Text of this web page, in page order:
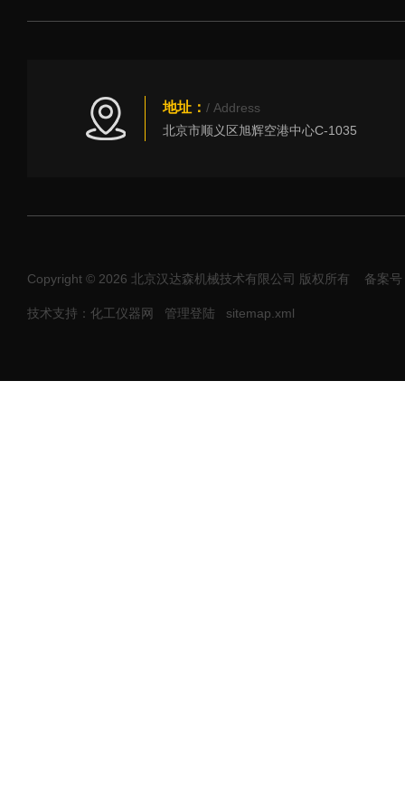
地址： / Address
北京市顺义区旭辉空港中心C-1035
Copyright © 2026 北京汉达森机械技术有限公司 版权所有 备案
技术支持：化工仪器网 管理登陆 sitemap.xml